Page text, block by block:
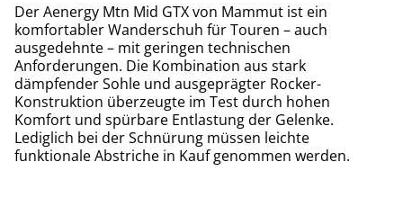
Der Aenergy Mtn Mid GTX von Mammut ist ein
komfortabler Wanderschuh für Touren – auch
ausgedehnte – mit geringen technischen
Anforderungen. Die Kombination aus stark
dämpfender Sohle und ausgeprägter Rocker-
Konstruktion überzeugte im Test durch hohen
Komfort und spürbare Entlastung der Gelenke.
Lediglich bei der Schnürung müssen leichte
funktionale Abstriche in Kauf genommen werden.